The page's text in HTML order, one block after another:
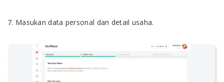
7. Masukan data personal dan detail usaha.